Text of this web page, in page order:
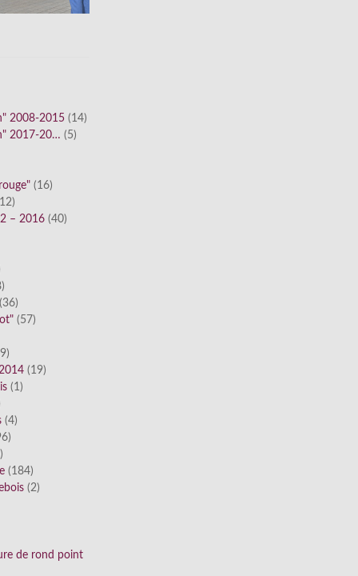
2008-2015 (14)
2017-20… (5)
(16)
– 2016 (40)
(36)
(57)
(19)
(1)
(4)
(184)
(2)
de rond point